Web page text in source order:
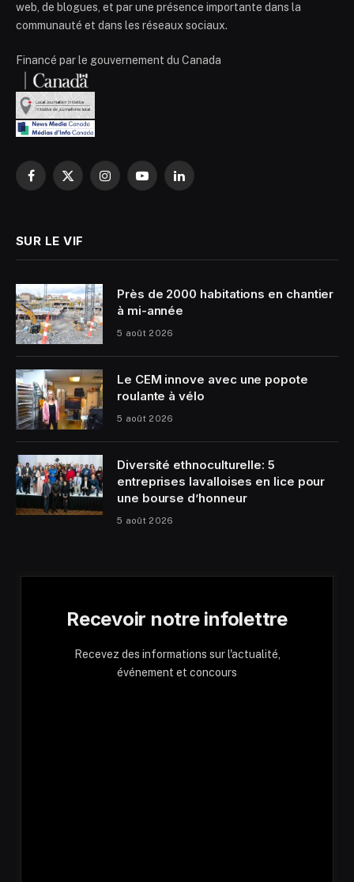
web, de blogues, et par une présence importante dans la
communauté et dans les réseaux sociaux.
Financé par le gouvernement du Canada
Facebook
X
InstagramYouTubeLinkedIn
SUR LE VIF
Près de 2000 habitations en chantier
à mi-année
5 août 2026
Le CEM innove avec une popote
roulante à vélo
5 août 2026
Diversité ethnoculturelle: 5
entreprises lavalloises en lice pour
une bourse d’honneur
5 août 2026
Recevoir notre infolettre
Recevez des informations sur l'actualité,
événement et concours